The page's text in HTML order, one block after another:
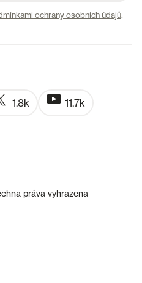
ochrany osobních údajů.
1.8k 11.7k
práva vyhrazena